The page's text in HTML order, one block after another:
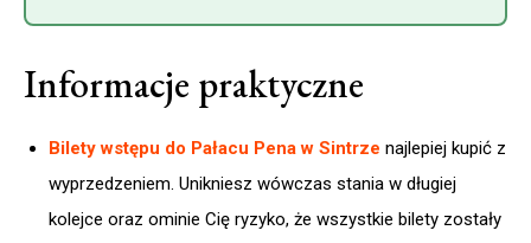
Informacje praktyczne
Bilety wstępu do Pałacu Pena w Sintrze najlepiej kupić z
wyprzedzeniem. Unikniesz wówczas stania w długiej
kolejce oraz ominie Cię ryzyko, że wszystkie bilety zostały